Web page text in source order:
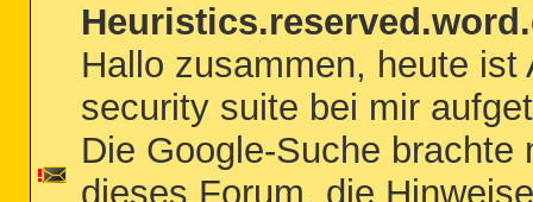
Hallo zusammen, heute ist
security suite bei mir
Die Google-Suche brachte
dieses Forum. die